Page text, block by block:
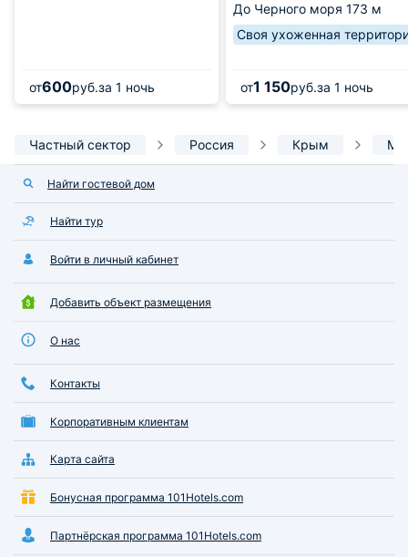
от600руб.за 1 ночь
До Черного моря 173 м
Своя ухоженная
от1 150руб.за 1 ночь
Частный сектор Россия Крым
Найти гостевой дом
Найти тур
Войти в личный кабинет
Добавить объект размещения
О нас
Контакты
Корпоративным клиентам
Карта сайта
Бонусная программа 101Hotels.com
Партнёрская программа 101Hotels.com